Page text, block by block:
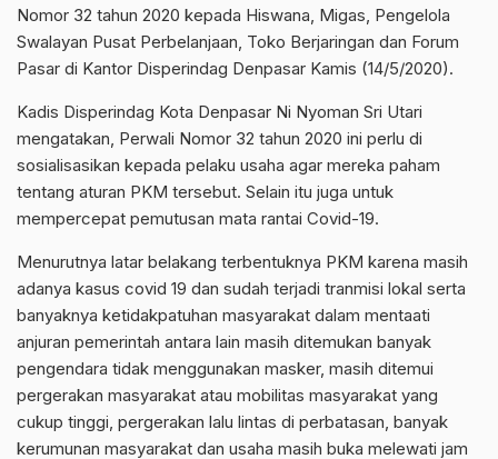
Nomor 32 tahun 2020 kepada Hiswana, Migas, Pengelola
Swalayan Pusat Perbelanjaan, Toko Berjaringan dan Forum
Pasar di Kantor Disperindag Denpasar Kamis (14/5/2020).
Kadis Disperindag Kota Denpasar Ni Nyoman Sri Utari
mengatakan, Perwali Nomor 32 tahun 2020 ini perlu di
sosialisasikan kepada pelaku usaha agar mereka paham
tentang aturan PKM tersebut. Selain itu juga untuk
mempercepat pemutusan mata rantai Covid-19.
Menurutnya latar belakang terbentuknya PKM karena masih
adanya kasus covid 19 dan sudah terjadi tranmisi lokal serta
banyaknya ketidakpatuhan masyarakat dalam mentaati
anjuran pemerintah antara lain masih ditemukan banyak
pengendara tidak menggunakan masker, masih ditemui
pergerakan masyarakat atau mobilitas masyarakat yang
cukup tinggi, pergerakan lalu lintas di perbatasan, banyak
kerumunan masyarakat dan usaha masih buka melewati jam